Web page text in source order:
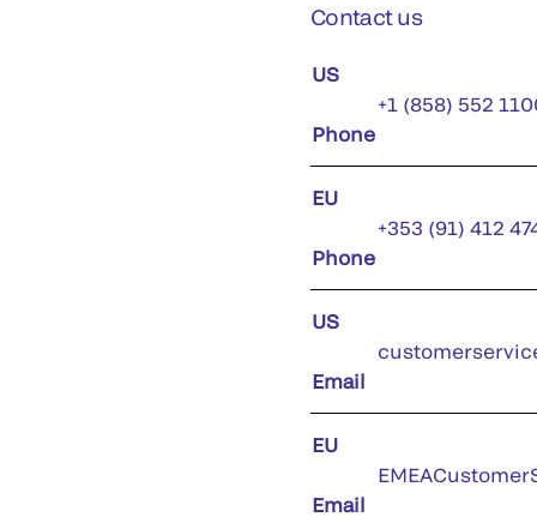
Contact us
US
Phone
+1 (858) 552
EU
Phone
+353 (91) 412
US
Email
EU
Email